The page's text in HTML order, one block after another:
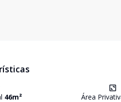
46m² Área